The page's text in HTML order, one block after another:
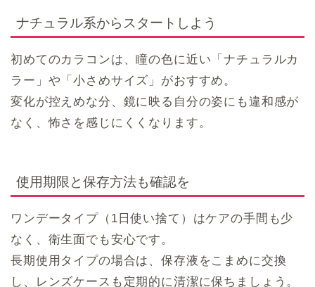
ナチュラル系からスタートしよう
初めてのカラコンは、瞳の色に近い「ナチュラルカ
ラー」や「小さめサイズ」がおすすめ。
変化が控えめな分、鏡に映る自分の姿にも違和感が
なく、怖さを感じにくくなります。
使用期限と保存方法も確認を
ワンデータイプ（1日使い捨て）はケアの手間も少
なく、衛生面でも安心です。
長期使用タイプの場合は、保存液をこまめに交換
し、レンズケースも定期的に清潔に保ちましょう。